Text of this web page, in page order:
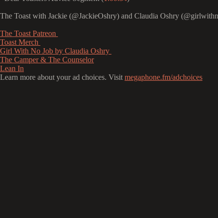
The Toast with Jackie (@JackieOshry) and Claudia Oshry
⁠⁠⁠⁠⁠⁠⁠⁠⁠⁠⁠⁠⁠⁠⁠⁠⁠⁠⁠⁠⁠⁠⁠⁠⁠⁠⁠⁠⁠⁠⁠⁠⁠The Toast Patreon ⁠⁠⁠⁠⁠⁠⁠⁠⁠⁠⁠⁠⁠⁠⁠⁠⁠⁠⁠⁠⁠⁠⁠⁠⁠⁠⁠⁠⁠⁠⁠⁠⁠⁠⁠⁠⁠⁠⁠⁠⁠⁠⁠⁠⁠⁠⁠⁠⁠⁠⁠⁠⁠⁠⁠⁠⁠⁠⁠⁠⁠⁠⁠⁠⁠⁠⁠⁠⁠⁠⁠⁠⁠⁠⁠⁠⁠⁠⁠⁠⁠⁠⁠⁠⁠⁠⁠⁠⁠⁠⁠⁠⁠⁠⁠⁠⁠⁠⁠⁠⁠⁠
⁠⁠⁠⁠⁠⁠⁠⁠⁠⁠⁠⁠⁠⁠⁠⁠⁠⁠⁠⁠⁠⁠⁠⁠⁠⁠⁠⁠⁠⁠⁠⁠⁠⁠⁠⁠⁠⁠⁠⁠⁠⁠⁠⁠⁠⁠⁠⁠⁠⁠⁠⁠⁠⁠⁠⁠⁠⁠⁠⁠⁠⁠⁠⁠⁠⁠⁠⁠⁠⁠⁠⁠⁠⁠⁠⁠⁠⁠⁠⁠⁠⁠⁠⁠⁠⁠⁠⁠⁠⁠⁠⁠⁠⁠⁠⁠⁠⁠⁠⁠⁠⁠Toast Merch ⁠⁠⁠⁠⁠⁠⁠⁠⁠⁠⁠⁠⁠⁠⁠⁠⁠⁠⁠⁠⁠⁠⁠⁠⁠⁠⁠⁠⁠⁠⁠⁠⁠⁠⁠⁠⁠⁠⁠⁠⁠⁠⁠⁠⁠⁠⁠⁠⁠⁠⁠⁠⁠⁠⁠⁠⁠⁠⁠⁠⁠⁠⁠⁠⁠⁠⁠⁠⁠⁠⁠⁠⁠⁠⁠⁠⁠⁠⁠⁠⁠⁠⁠⁠⁠⁠⁠⁠⁠⁠⁠⁠⁠⁠⁠⁠⁠⁠⁠⁠⁠⁠
⁠⁠⁠⁠⁠⁠⁠⁠⁠⁠⁠⁠⁠⁠⁠⁠⁠⁠⁠⁠⁠⁠⁠⁠⁠⁠⁠⁠⁠⁠⁠⁠⁠⁠⁠⁠⁠⁠⁠⁠⁠⁠⁠⁠⁠⁠⁠⁠⁠⁠⁠⁠⁠⁠⁠⁠⁠⁠⁠⁠⁠⁠⁠⁠⁠⁠⁠⁠⁠⁠⁠⁠⁠⁠⁠⁠⁠⁠⁠⁠⁠⁠⁠⁠⁠⁠⁠⁠⁠⁠⁠⁠⁠⁠⁠⁠⁠⁠⁠⁠⁠⁠Girl With No Job by Claudia Oshry ⁠⁠⁠⁠⁠⁠⁠⁠⁠⁠⁠⁠⁠⁠⁠⁠⁠⁠⁠⁠⁠⁠⁠⁠⁠⁠⁠⁠⁠⁠⁠⁠⁠⁠⁠⁠⁠⁠⁠⁠⁠⁠⁠⁠⁠⁠⁠⁠⁠⁠⁠⁠⁠⁠⁠⁠⁠⁠⁠⁠⁠⁠⁠⁠⁠⁠⁠⁠⁠⁠⁠⁠⁠⁠⁠⁠⁠⁠⁠⁠⁠⁠⁠⁠⁠⁠⁠⁠⁠⁠⁠⁠⁠⁠⁠⁠⁠⁠⁠⁠⁠⁠
⁠⁠⁠⁠⁠⁠⁠⁠⁠⁠⁠⁠⁠⁠⁠⁠⁠⁠⁠⁠⁠⁠⁠⁠⁠⁠⁠⁠⁠⁠⁠⁠⁠⁠⁠⁠⁠⁠⁠⁠⁠⁠⁠⁠⁠⁠⁠⁠⁠⁠⁠⁠⁠⁠⁠⁠⁠⁠⁠⁠⁠⁠⁠⁠⁠⁠⁠⁠⁠⁠⁠⁠⁠⁠⁠⁠⁠⁠⁠⁠⁠⁠⁠⁠⁠⁠⁠⁠⁠⁠⁠⁠⁠⁠⁠⁠⁠⁠⁠⁠⁠⁠The Camper & The Counselor⁠⁠⁠⁠⁠⁠⁠⁠⁠⁠⁠⁠⁠⁠⁠⁠⁠⁠⁠⁠⁠⁠⁠⁠⁠⁠⁠⁠⁠⁠⁠⁠⁠⁠⁠⁠⁠⁠⁠⁠⁠⁠⁠⁠⁠⁠⁠⁠⁠⁠⁠⁠⁠⁠⁠⁠⁠⁠⁠⁠⁠⁠⁠⁠⁠⁠⁠⁠⁠⁠⁠⁠⁠⁠⁠⁠⁠⁠⁠⁠⁠⁠⁠⁠⁠⁠⁠⁠⁠⁠⁠⁠⁠⁠⁠⁠⁠⁠⁠⁠⁠⁠
⁠⁠⁠⁠⁠⁠⁠⁠⁠⁠⁠⁠⁠⁠⁠⁠⁠⁠⁠⁠⁠⁠⁠⁠⁠⁠⁠⁠⁠⁠⁠⁠⁠⁠⁠⁠⁠⁠⁠⁠⁠⁠⁠⁠⁠⁠⁠⁠⁠⁠⁠⁠⁠⁠⁠⁠⁠⁠⁠⁠⁠⁠⁠⁠⁠⁠⁠⁠⁠⁠⁠⁠⁠⁠⁠⁠⁠⁠⁠⁠⁠⁠⁠⁠⁠⁠⁠⁠⁠⁠⁠⁠⁠⁠⁠⁠⁠⁠⁠⁠⁠⁠Lean In⁠⁠⁠⁠⁠⁠⁠⁠⁠
Learn more about your ad choices. Visit megaphone.fm/adchoices